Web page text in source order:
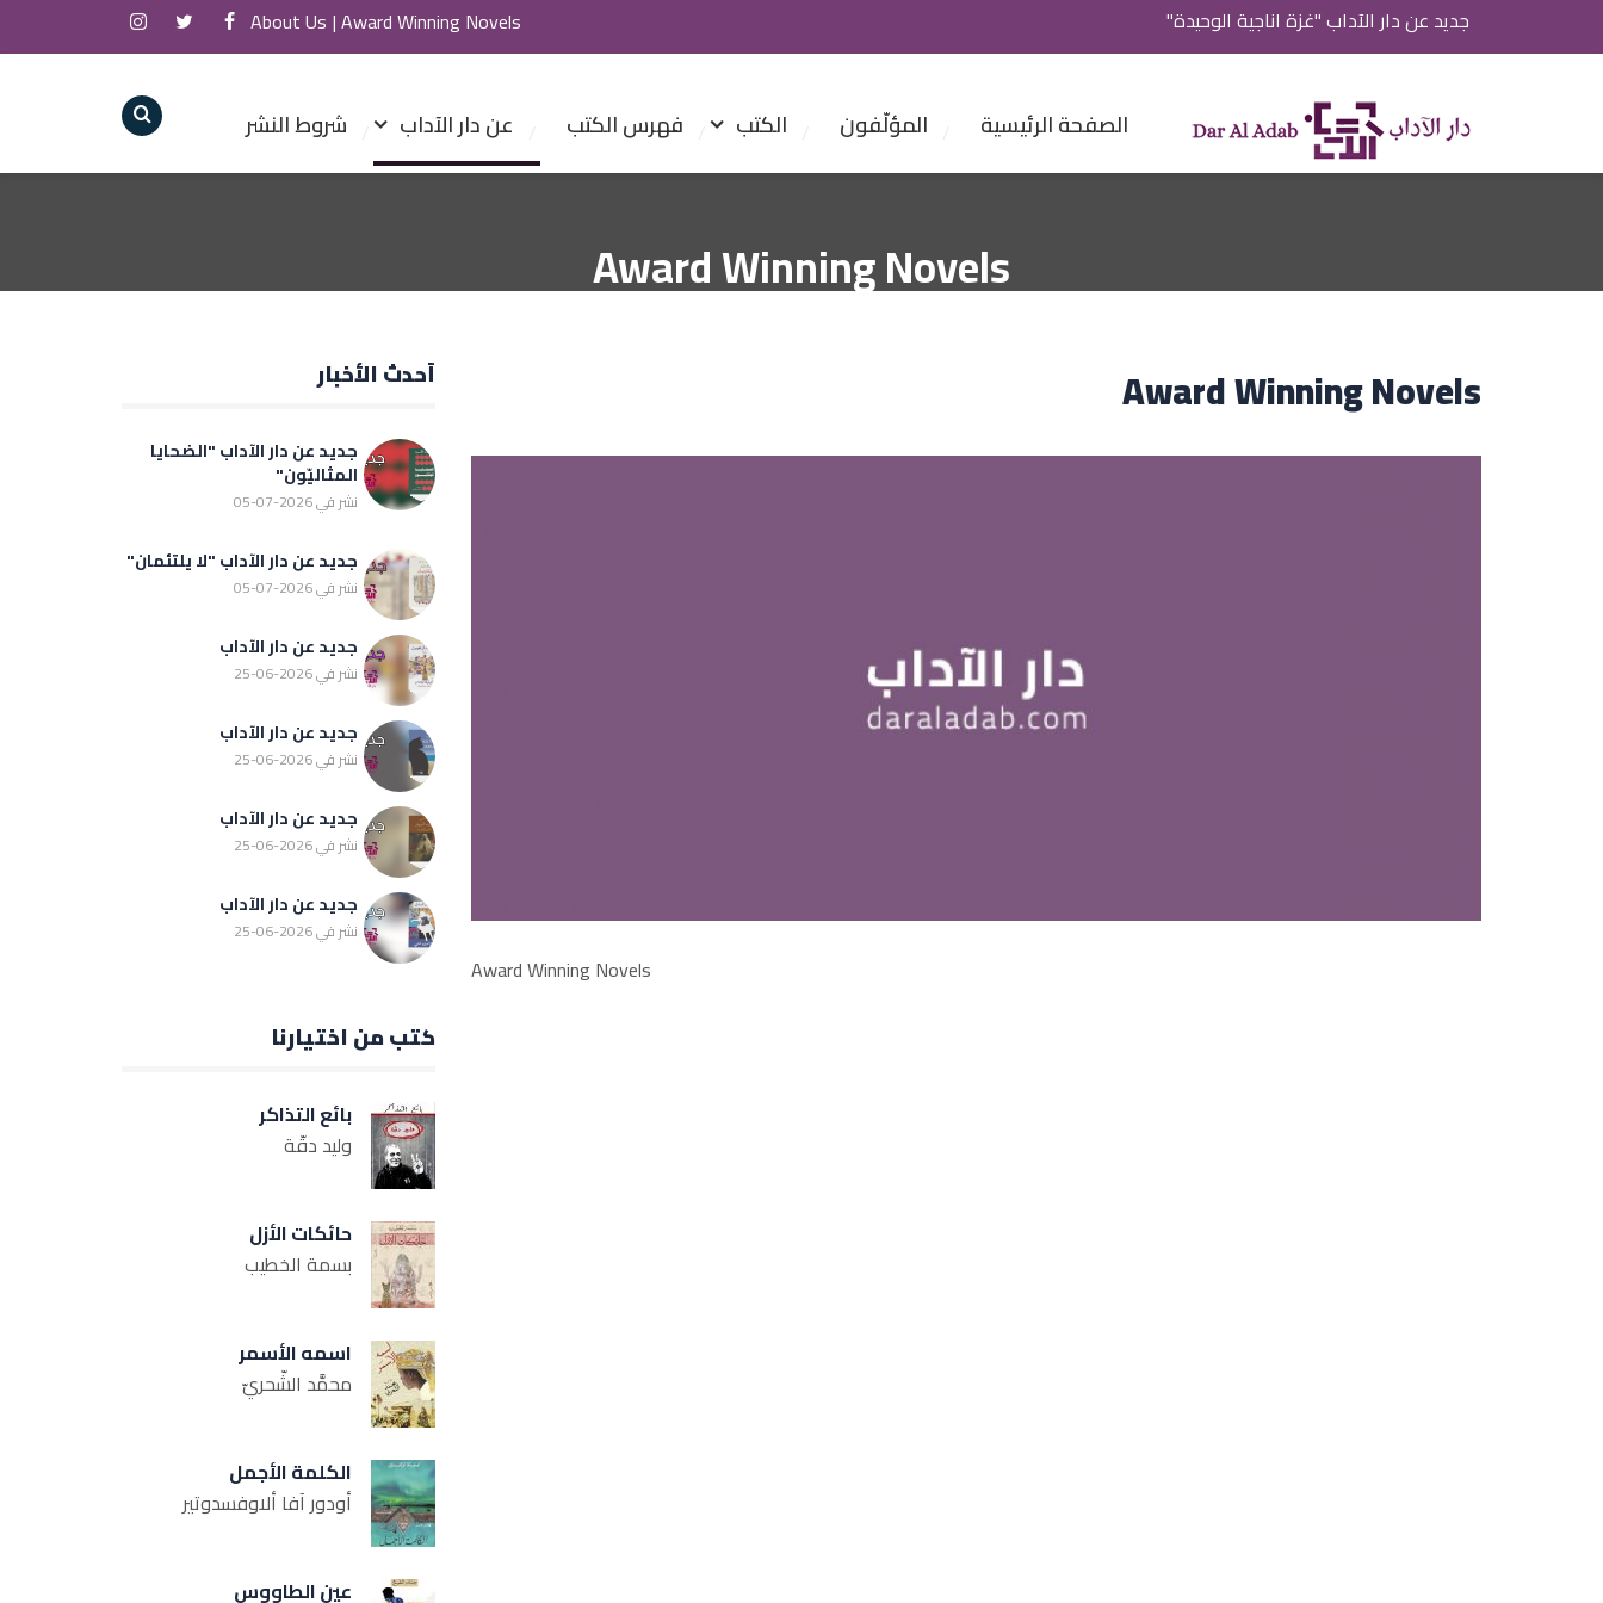
Award Winning Novels |
About Us جديد عن دار الآداب "غزة اناجية الوحيدة"
الصفحة الرئيسية المؤلّفون الكتب فهرس الكتب عن دار الآداب شروط النشر
Award Winning Novels
Award Winning Novels
Award Winning Novels
أحدث الأخبار
جديد عن دار الآداب "الضحايا
المثاليّون"
نشر في 2026-07-05
جديد عن دار الآداب "لا يلتئمان"
نشر في 2026-07-05
جديد عن دار الآداب
نشر في 2026-06-25
جديد عن دار الآداب
نشر في 2026-06-25
جديد عن دار الآداب
نشر في 2026-06-25
جديد عن دار الآداب
نشر في 2026-06-25
كتب من اختيارنا
بائع التذاكر
وليد دقّة
حائكات الأزل
بسمة الخطيب
اسمه الأسمر
محمَّد الشّحريّ
الكلمة الأجمل
أودور آفا ألاوفسدوتير
عين الطاووس